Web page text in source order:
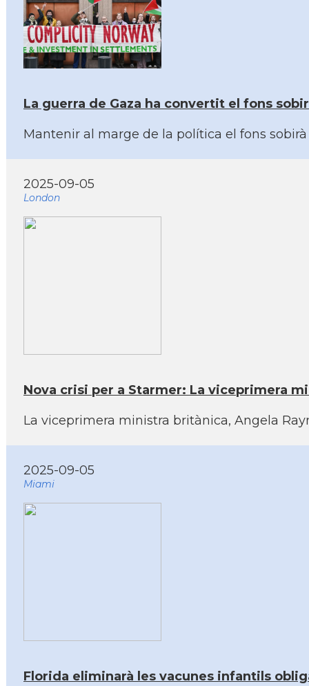
La guerra de Gaza ha convertit el fons
Mantenir al marge de la política el fons
2025-09-05
London
Nova crisi per a Starmer: La viceprimera
La viceprimera ministra britànica, Angela
2025-09-05
Miami
Florida eliminarà les vacunes infantils